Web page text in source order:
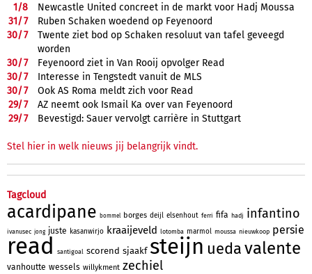
1/8
Newcastle United concreet in de markt voor Hadj Moussa
31/7
Ruben Schaken woedend op Feyenoord
30/7
Twente ziet bod op Schaken resoluut van tafel geveegd
worden
30/7
Feyenoord ziet in Van Rooij opvolger Read
30/7
Interesse in Tengstedt vanuit de MLS
30/7
Ook AS Roma meldt zich voor Read
29/7
AZ neemt ook Ismail Ka over van Feyenoord
29/7 Bevestigd: Sauer vervolgt carrière in Stuttgart
Stel hier in welk nieuws jij belangrijk vindt.
Tagcloud
acardipane bommel borges deijl elsenhout ferri fifa hadj infantino
ivanusec jong juste kasanwirjo kraaijeveld lotomba marmol moussa nieuwkoop persie
read santigoal scorend sjaakf steijn uedavalente
vanhoutte wessels willykment zechiel